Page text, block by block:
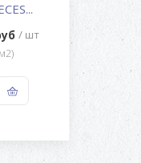
/ шт